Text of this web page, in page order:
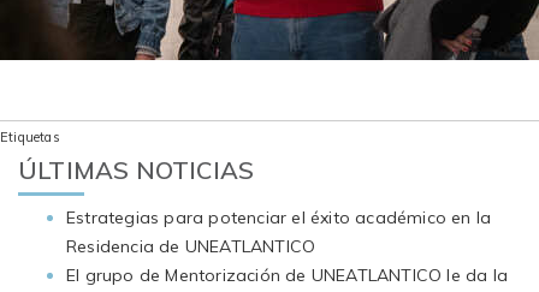
Etiquetas
ÚLTIMAS NOTICIAS
Estrategias para potenciar el éxito académico en la
Residencia de UNEATLANTICO
El grupo de Mentorización de UNEATLANTICO le da la